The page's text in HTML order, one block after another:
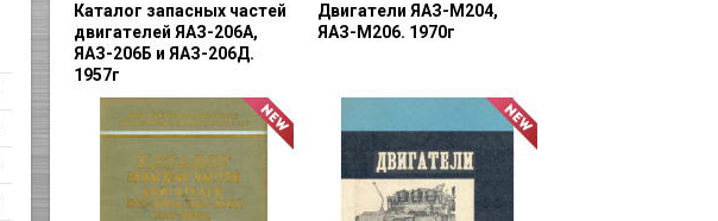
Каталог запасных частей
двигателей ЯАЗ-206А,
ЯАЗ-206Б и ЯАЗ-206Д.
1957г
Двигатели ЯАЗ-М204,
ЯАЗ-М206. 1970г